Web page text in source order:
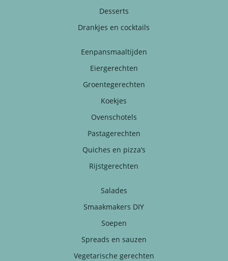
Desserts
Drankjes en cocktails
Eenpansmaaltijden
Eiergerechten
Groentegerechten
Koekjes
Ovenschotels
Pastagerechten
Quiches en pizza’s
Rijstgerechten
Salades
Smaakmakers DIY
Soepen
Spreads en sauzen
Vegetarische gerechten